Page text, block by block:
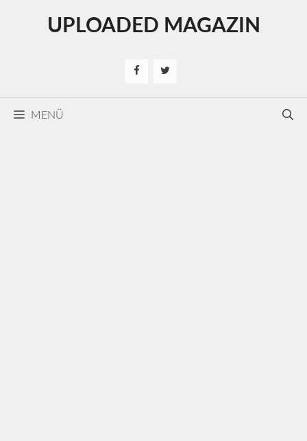
UPLOADED MAGAZIN
MENÜ